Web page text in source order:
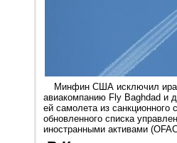
Минфин США исключил
авиакомпанию Fly Baghdad и
ей самолета из санкционного
обновленного списка
иностранными активами